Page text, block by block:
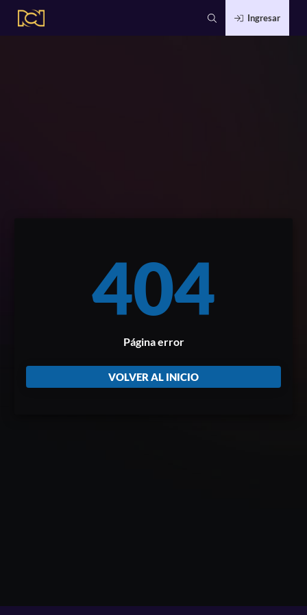
Ingresar
404
Página error
VOLVER AL INICIO